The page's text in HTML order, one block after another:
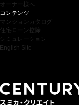
オーナー様へ
コンテンツ
マンションカタログ
住宅ローン控除
シミュレーション
English Site